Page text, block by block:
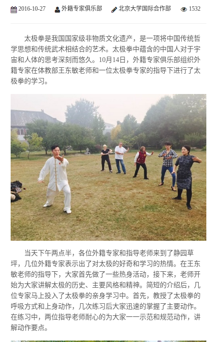
2016-10-27 外籍专家俱乐部 北京大学国际合作部 1532
太极拳是我国国家级非物质文化遗产，是一项将中国传统哲
学思想和传统武术相结合的艺术。太极拳中蕴含的中国人对于宇
宙和人体的思考深刻而悠久。10月14日，外籍专家俱乐部组织外
籍专家在体教部王东敏老师和一位太极拳专家的指导下进行了太
极拳的学习。
当天下午两点半，各位外籍专家和指导老师来到了静园草
坪，几位外籍专家表示出了对太极的好奇和学习的热情。在王东
敏老师的指导下，大家首先做了一些热身活动，接下来，老师开
始为大家讲解太极的历史、主要风格和精神。简短的介绍后，几
位专家马上投入了太极拳的亲身学习中。首先，教授了太极拳的
呼吸方式和上身动作，几次练习后大家迅速的掌握了主要动作。
在练习中，两位指导老师耐心的为大家一一示范和规范动作，讲
解动作要点。